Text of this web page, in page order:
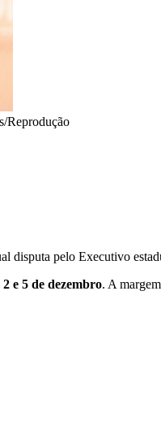
Reprodução
disputa pelo Executivo
2 e 5 de dezembro. A